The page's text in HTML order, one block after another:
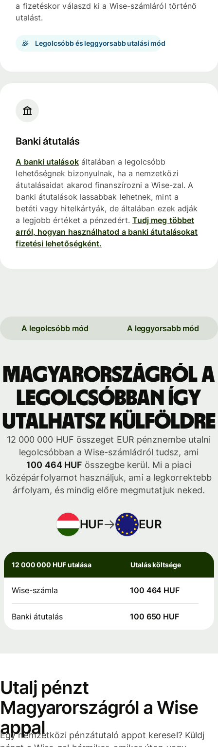
a fizetéskor válaszd ki a Wise-számláról történő
utalást.
Legolcsóbb és leggyorsabb utalási mód
Banki átutalás
A banki utalásokáltalában a legolcsóbb
lehetőségnek bizonyulnak, ha a nemzetközi
átutalásaidat akarod finanszírozni a Wise-zal. A
banki átutalások lassabbak lehetnek, mint a
betéti vagy hitelkártyák, de általában ezek adják
a legjobb értéket a pénzedért. Tudj meg többet
arról, hogyan használhatod a banki átutalásokat
fizetési lehetőségként.
A legolcsóbb mód A leggyorsabb mód
Magyarországról a
legolcsóbban így
utalhatsz külföldre
12 000 000 HUF összeget EUR pénznembe utalni
legolcsóbban a Wise-számládról tudsz, ami
100 464 HUF összegbe kerül. Mi a piaci
középárfolyamot használjuk, ami a legkorrektebb
árfolyam, és mindig előre megmutatjuk neked.
HUF EUR
12 000 000 HUF utalása Utalás költsége
Wise-számla 100 464 HUF
Banki átutalás 100 650 HUF
Utalj pénzt
Magyarországról a Wise
appal
Egy nemzetközi pénzátutaló appot keresel? Küldj